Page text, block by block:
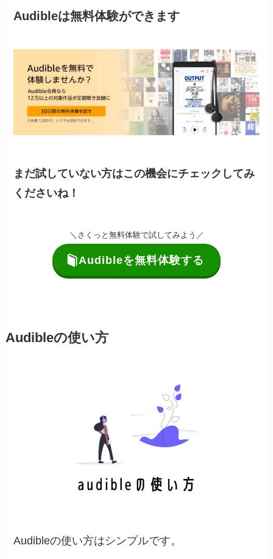
Audibleは無料体験ができます
まだ試していない方はこの機会にチェックしてみ
くださいね！
＼さくっと無料体験で試してみよう／
Audibleを無料体験する
Audibleの使い方
Audibleの使い方はシンプルです。